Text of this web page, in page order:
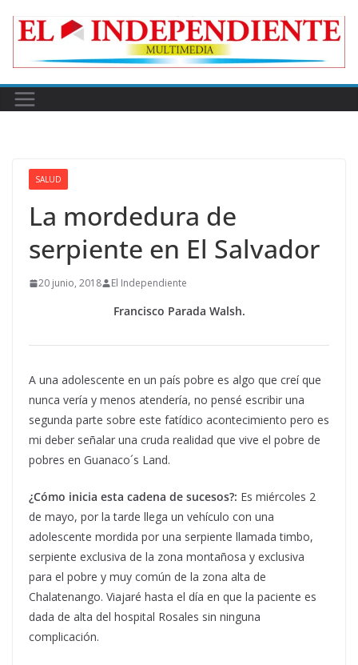
SALUD
La mordedura de
serpiente en El Salvador
20 junio, 2018 El Independiente
Francisco Parada Walsh.
A una adolescente en un país pobre es algo que creí que
nunca vería y menos atendería, no pensé escribir una
segunda parte sobre este fatídico acontecimiento pero es
mi deber señalar una cruda realidad que vive el pobre de
pobres en Guanaco´s Land.
¿Cómo inicia esta cadena de sucesos?: Es miércoles 2
de mayo, por la tarde llega un vehículo con una
adolescente mordida por una serpiente llamada timbo,
serpiente exclusiva de la zona montañosa y exclusiva
para el pobre y muy común de la zona alta de
Chalatenango. Viajaré hasta el día en que la paciente es
dada de alta del hospital Rosales sin ninguna
complicación.